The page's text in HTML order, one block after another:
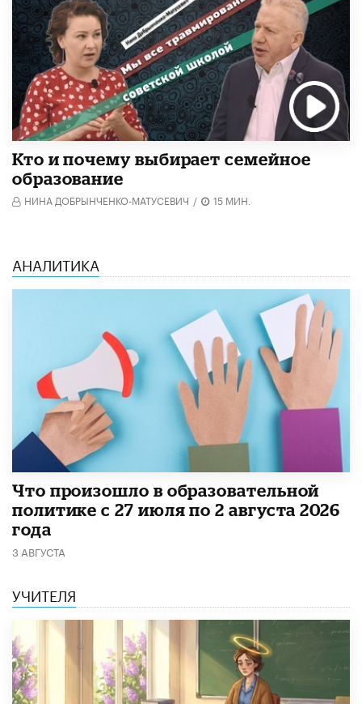
Кто и почему выбирает семейное
образование
НИНА ДОБРЫНЧЕНКО-МАТУСЕВИЧ / 15 МИН.
АНАЛИТИКА
​Что произошло в образовательной
политике с 27 июля по 2 августа 2026
года
3 АВГУСТА
УЧИТЕЛЯ